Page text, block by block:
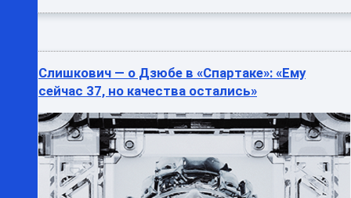
Слишкович — о Дзюбе в «Спартаке»: «Ему
сейчас 37, но качества остались»